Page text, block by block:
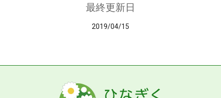
最終更新日
2019/04/15